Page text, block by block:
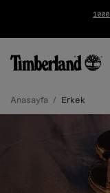
Anasayfa Erkek